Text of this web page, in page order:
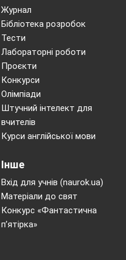
Журнал
Бібліотека розробок
Тести
Лабораторні роботи
Проєкти
Конкурси
Олімпіади
Штучний інтелект для
вчителів
Курси англійської мови
Інше
Вхід для учнів (naurok.ua)
Матеріали до свят
Конкурс «Фантастична
п’ятірка»